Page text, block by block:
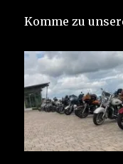
Komme zu